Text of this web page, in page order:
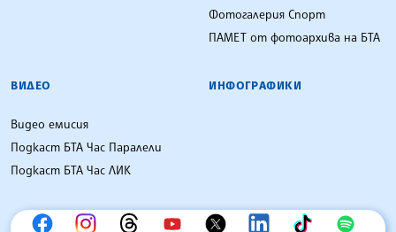
Фотогалерия Спорт
ПАМЕТ от фотоархива на БТА
ВИДЕО
Видео емисия
Подкаст БТА Час Паралели
Подкаст БТА Час ЛИК
ИНФОГРАФИКИ